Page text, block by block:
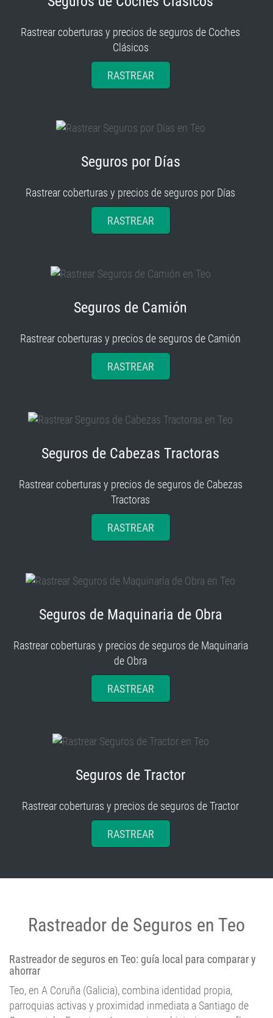
Rastrear coberturas y precios de seguros de Coches
Clásicos
RASTREAR
Rastrear coberturas y precios de seguros por Días
RASTREAR
Rastrear coberturas y precios de seguros de Camión
RASTREAR
Rastrear coberturas y precios de seguros de Cabezas
Tractoras
RASTREAR
Rastrear coberturas y precios de seguros de Maquinaria
de Obra
RASTREAR
Rastrear coberturas y precios de seguros de Tractor
RASTREAR
Rastreador de seguros en Teo: guía local para comparar y
Teo, en A Coruña (Galicia), combina identidad propia,
parroquias activas y proximidad inmediata a Santiago de
Compostela. En esta guía resumimos historia, geografía,